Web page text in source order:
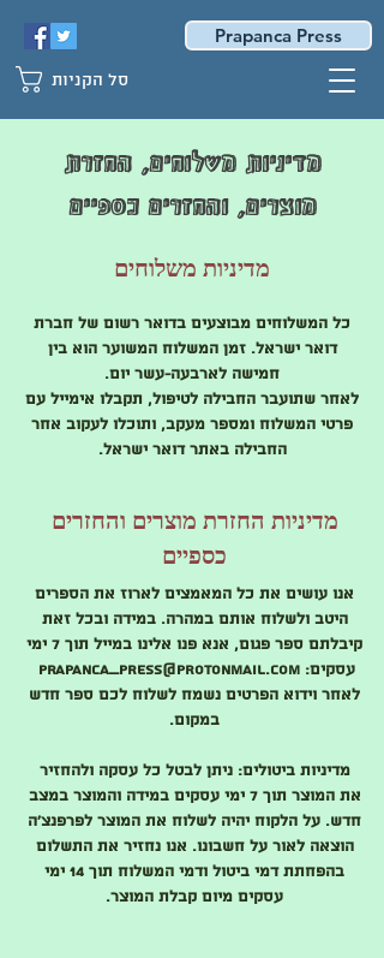
סל הקניות
Prapanca Press
מדיניות משלוחים, החזרת
מוצרים, והחזרים כספיים
מדיניות משלוחים
כל המשלוחים מבוצעים בדואר רשום של חברת
דואר ישראל. זמן המשלוח המשוער הוא בין
חמישה לארבעה-עשר יום.
לאחר שתועבר החבילה לטיפול, תקבלו אימייל עם
פרטי המשלוח ומספר מעקב, ותוכלו לעקוב אחר
החבילה באתר דואר ישראל.
מדיניות החזרת מוצרים והחזרים
כספיים
אנו עושים את כל המאמצים לארוז את הספרים
היטב ולשלוח אותם במהרה. במידה ובכל זאת
קיבלתם ספר פגום, אנא פנו אלינו במייל תוך 7 ימי
עסקים: Prapanca_press@protonmail.com
לאחר וידוא הפרטים נשמח לשלוח לכם ספר חדש
במקום.
מדיניות ביטולים: ניתן לבטל כל עסקה ולהחזיר
את המוצר תוך 7 ימי עסקים במידה והמוצר במצב
חדש. על הלקוח יהיה לשלוח את המוצר לפרפנצ'ה
הוצאה לאור על חשבונו. אנו נחזיר את התשלום
בהפחתת דמי ביטול ודמי המשלוח תוך 14 ימי
עסקים מיום קבלת המוצר.